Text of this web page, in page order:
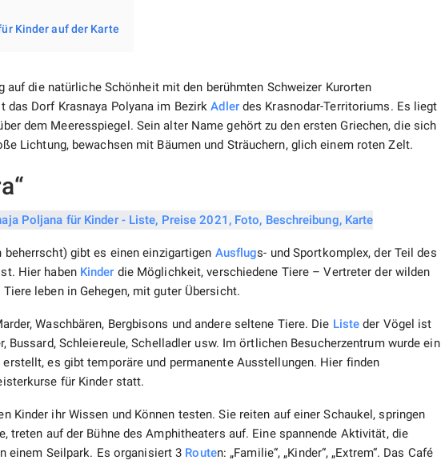
Kinder auf der Karte
auf die natürliche Schönheit mit den berühmten Schweizer Kurorten
das Dorf Krasnaya Polyana im BezirkAdlerdes Krasnodar-Territoriums. Es liegt
dem Meeresspiegel. Sein alter Name gehört zu den ersten Griechen, die sich
Lichtung, bewachsen mit Bäumen und Sträuchern, glich einem roten Zelt.
gibt es einen einzigartigen Ausflugs- und Sportkomplex, der Teil des
Hier haben Kinder die Möglichkeit, verschiedene Tiere – Vertreter der wilden
leben in Gehegen, mit guter Übersicht.
Waschbären, Bergbisons und andere seltene Tiere. Die Liste der Vögel ist
Bussard, Schleiereule, Schelladler usw. Im örtlichen Besucherzentrum wurde ein
es gibt temporäre und permanente Ausstellungen. Hier finden
für Kinder statt.
Kinder ihr Wissen und Können testen. Sie reiten auf einer Schaukel, springen
treten auf der Bühne des Amphitheaters auf. Eine spannende Aktivität, die
einem Seilpark. Es organisiert 3 Routen: „Familie“, „Kinder“, „Extrem“. Das Café